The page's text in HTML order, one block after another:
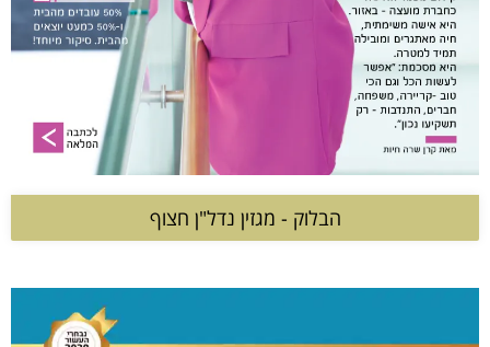
הבלוק - מגזין נדל"ן חצוף